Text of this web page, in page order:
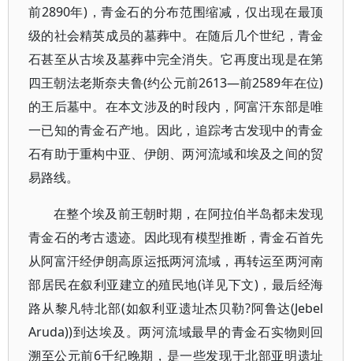
前2890年)，青金石的分布范围缩减，仅出现在最顶
级的社会精英成员的墓葬中。在随后几个世纪，青金
石甚至从古埃及墓葬中完全消失。它再度出现是在第
四王朝法老斯奈夫鲁(约公元前2613—前2589年在位)
的王后墓中。在本文涉及的时段内，阿富汗东部是唯
一已知的青金石产地。因此，追踪考古发现中的青金
石有助于重构中亚、伊朗、两河流域和埃及之间的贸
易路线。
在整个埃及前王朝时期，在阿拉伯半岛都未发现
青金石的考古遗迹。因此现有模型推断，青金石首先
从阿富汗经伊朗高原运抵两河流域，再转运至两河南
部居民在叙利亚建立的殖民地(详见下文)，最后经海
路从黎凡特北部(如叙利亚遗址杰贝勒?阿鲁达(Jebel
Aruda))到达埃及。两河流域最早的青金石实物则回
溯至公元前6千纪晚期，是一些发现于北部亚明遗址